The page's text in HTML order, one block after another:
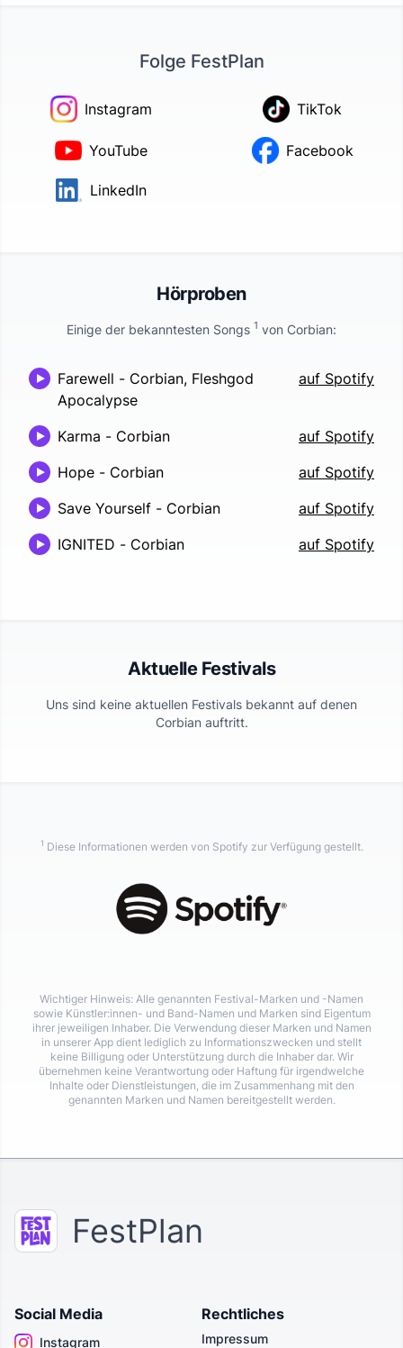
Folge FestPlan
Instagram TikTok
YouTube Facebook
LinkedIn
Hörproben
Einige der bekanntesten Songs 1 von Corbian:
Farewell - Corbian, Fleshgod
Apocalypse
auf Spotify
Karma - Corbian
auf Spotify
Hope - Corbian
auf Spotify
Save Yourself - Corbian
auf Spotify
IGNITED - Corbian auf Spotify
Aktuelle Festivals
Uns sind keine aktuellen Festivals bekannt auf denen
Corbian auftritt.
1 Diese Informationen werden von Spotify zur Verfügung gestellt.
Wichtiger Hinweis: Alle genannten Festival-Marken und -Namen
sowie Künstler:innen- und Band-Namen und Marken sind Eigentum
ihrer jeweiligen Inhaber. Die Verwendung dieser Marken und Namen
in unserer App dient lediglich zu Informationszwecken und stellt
keine Billigung oder Unterstützung durch die Inhaber dar. Wir
übernehmen keine Verantwortung oder Haftung für irgendwelche
Inhalte oder Dienstleistungen, die im Zusammenhang mit den
genannten Marken und Namen bereitgestellt werden.
FestPlan
Social Media
Instagram
Rechtliches
Impressum